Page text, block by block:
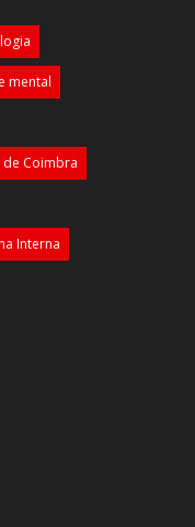
mental
Coimbra
Interna